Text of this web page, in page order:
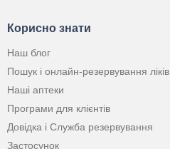
Корисно знати
Наш блог
Пошук і онлайн-резервування ліків
Наші аптеки
Програми для клієнтів
Довідка і Служба резервування
Застосунок